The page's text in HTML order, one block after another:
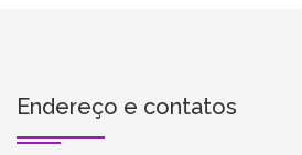
Endereço e contatos